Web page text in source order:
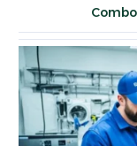
Combo